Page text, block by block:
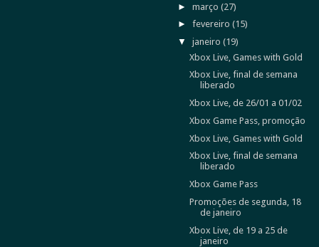
►março(27)
►fevereiro(15)
▼janeiro(19)
Xbox Live, Games with Gold
Xbox Live, final de semana
liberado
Xbox Live, de 26/01 a 01/02
Xbox Game Pass, promoção
Xbox Live, Games with Gold
Xbox Live, final de semana
liberado
Xbox Game Pass
Promoções de segunda, 18
de janeiro
Xbox Live, de 19 a 25 de
janeiro